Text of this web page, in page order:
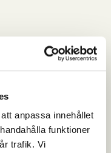
anpassa innehållet
funktioner
trafik. Vi
kroppen är helt
fluid oscillations in
2019:628-631